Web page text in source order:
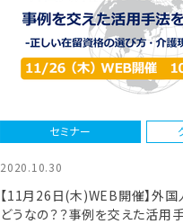
セミナー
2020.10.30
【11月26日(木)WEB開催】外
どうなの？？事例を交えた活用